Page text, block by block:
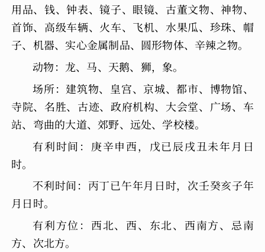
用品、钱、钟表、镜子、眼镜、古董文物、神物、
首饰、高级车辆、火车、飞机、水果瓜、珍珠、帽
子、机器、实心金属制品、圆形物体、辛辣之物。
动物：龙、马、天鹅、狮，象。
场所：建筑物、皇宫、京城、都市、博物馆、
寺院、名胜、古迹、政府机构、大会堂、广场、车
站、弯曲的大道、郊野、远处、学校楼。
有利时间：庚辛申西，戊已辰戌丑未年月日
时。
不利时间：丙丁已午年月日时，次壬癸亥子年
月日时。
有利方位：西北、西、东北、西南方、忌南
方、次北方。